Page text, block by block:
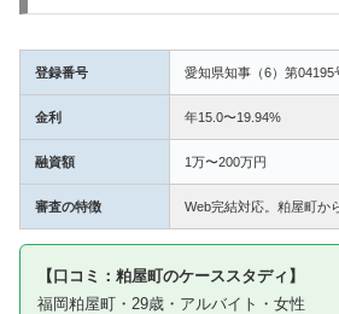
登録番号 愛知県知事（6）第04195
金利 年15.0〜19.94%
融資額 1万〜200万円
審査の特徴 Web完結対応。粕屋町か
【口コミ：粕屋町のケーススタディ】
福岡粕屋町・29歳・アルバイト・女性